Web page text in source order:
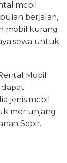
mobil
berjalan,
mobil kurang
sewa untuk
Mobil
jenis mobil
menunjang
Sopir.